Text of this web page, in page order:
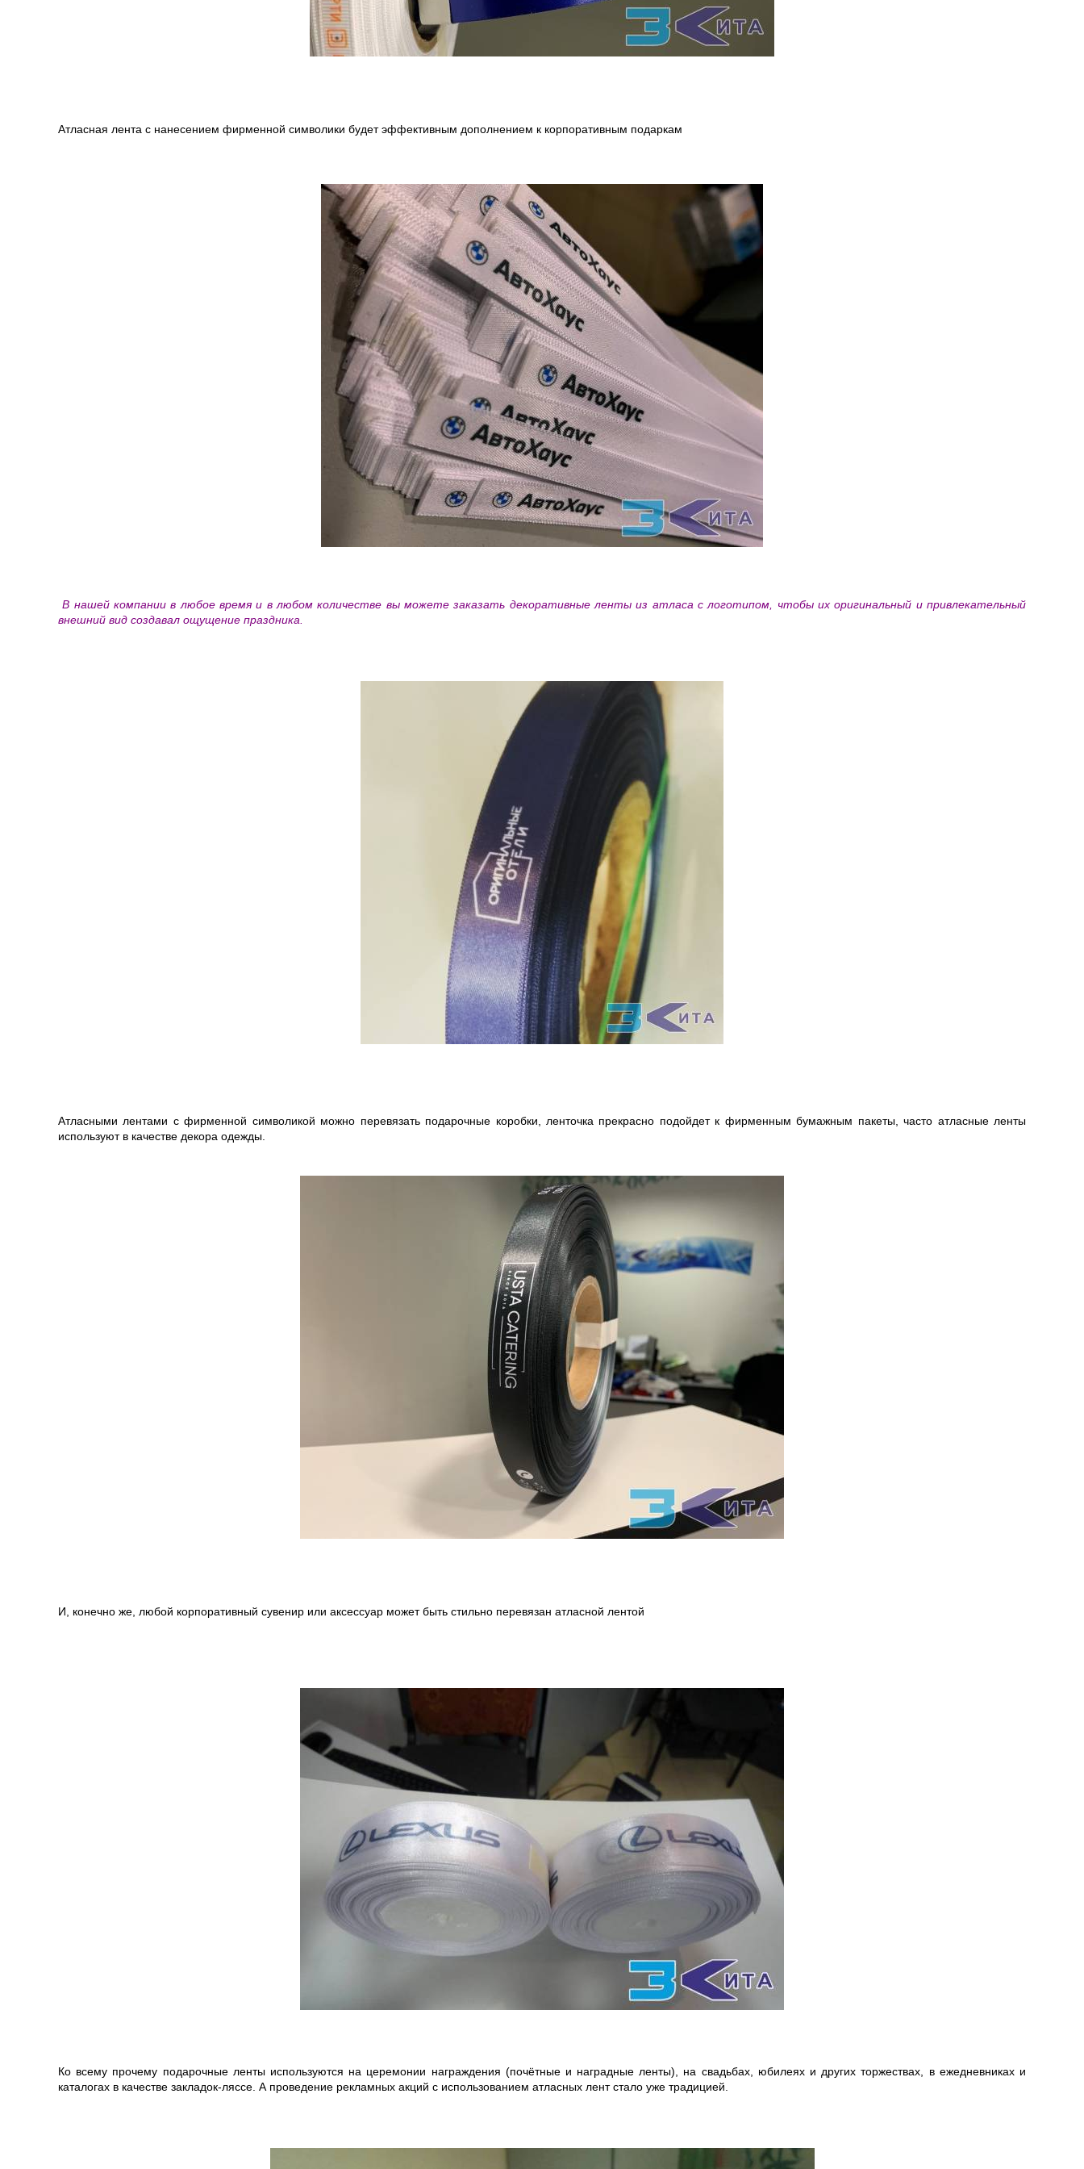
Атласная лента с нанесением фирменной символики будет эффективным дополнением к корпоративным подаркам
В нашей компании в любое время и в любом количестве вы можете заказать декоративные ленты из атласа с логотипом, чтобы их оригинальный и привлекательный
внешний вид создавал ощущение праздника.
Атласными лентами с фирменной символикой можно перевязать подарочные коробки, ленточка прекрасно подойдет к фирменным бумажным пакеты, часто атласные ленты
используют в качестве декора одежды.
И, конечно же, любой корпоративный сувенир или аксессуар может быть стильно перевязан атласной лентой
Ко всему прочему подарочные ленты используются на церемонии награждения (почётные и наградные ленты), на свадьбах, юбилеях и других торжествах, в ежедневниках и
каталогах в качестве закладок-ляссе. А проведение рекламных акций с использованием атласных лент стало уже традицией.